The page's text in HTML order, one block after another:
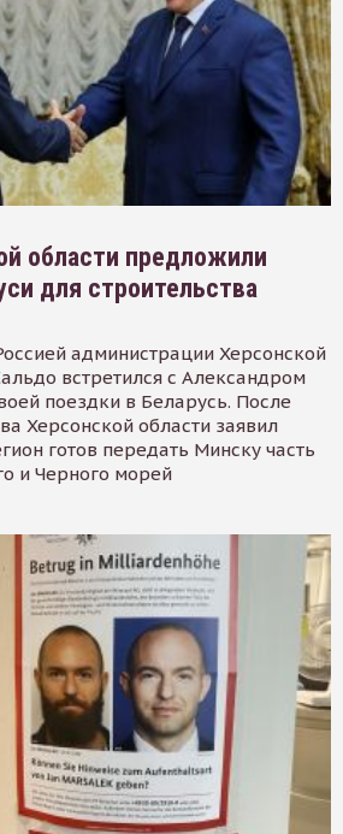
области предложили
для строительства
администрации Херсонской
встретился с Александром
поездки в Беларусь. После
Херсонской области заявил
готов передать Минску часть
и Черного морей